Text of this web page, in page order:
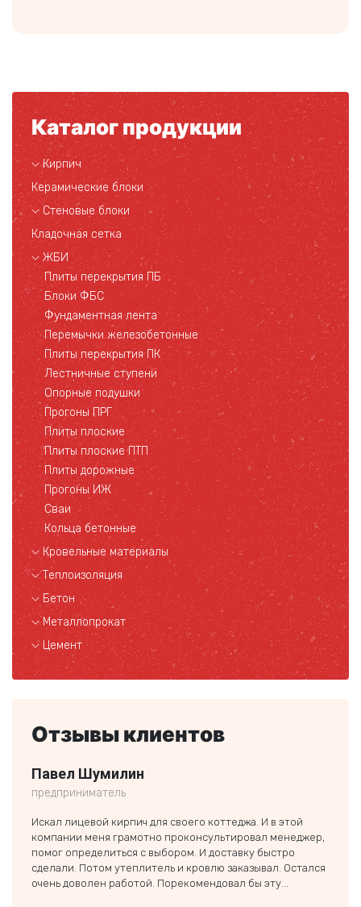
Каталог продукции
Кирпич
Керамические блоки
Стеновые блоки
Кладочная сетка
ЖБИ
Плиты перекрытия ПБ
Блоки ФБС
Фундаментная лента
Перемычки железобетонные
Плиты перекрытия ПК
Лестничные ступени
Опорные подушки
Прогоны ПРГ
Плиты плоские
Плиты плоские ПТП
Плиты дорожные
Прогоны ИЖ
Сваи
Кольца бетонные
Кровельные материалы
Теплоизоляция
Бетон
Металлопрокат
Цемент
Отзывы клиентов
Павел Шумилин
предприниматель
Искал лицевой кирпич для своего коттеджа. И в этой
компании меня грамотно проконсультировал менеджер,
помог определиться с выбором. И доставку быстро
сделали. Потом утеплитель и кровлю заказывал. Остался
очень доволен работой. Порекомендовал бы эту...